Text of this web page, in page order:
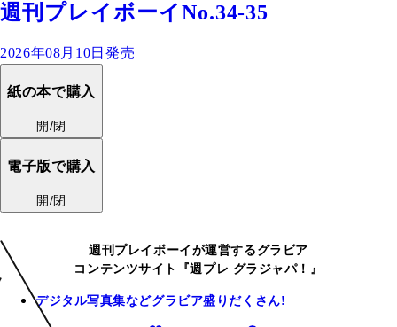
週刊プレイボーイNo.34-35
2026年08月10日発売
紙の本で購入
開/閉
電子版で購入
開/閉
週刊プレイボーイが運営するグラビア
コンテンツサイト『週プレ グラジャパ！』
デジタル写真集などグラビア盛りだくさん!